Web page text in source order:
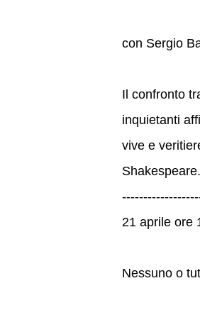
con Sergio
Il confronto
inquietanti
vive e
Shakespeare.
21 aprile ore
Nessuno o